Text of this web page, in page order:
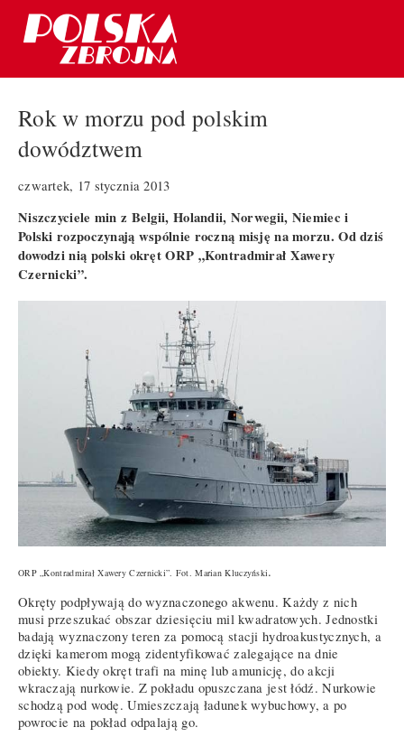
Rok w morzu pod polskim
dowództwem
czwartek, 17 stycznia 2013
Niszczyciele min z Belgii, Holandii, Norwegii, Niemiec i
Polski rozpoczynają wspólnie roczną misję na morzu. Od dziś
dowodzi nią polski okręt ORP „Kontradmirał Xawery
Czernicki”.
ORP „Kontradmirał Xawery Czernicki”. Fot. Marian Kluczyński.
Okręty podpływają do wyznaczonego akwenu. Każdy z nich
musi przeszukać obszar dziesięciu mil kwadratowych. Jednostki
badają wyznaczony teren za pomocą stacji hydroakustycznych, a
dzięki kamerom mogą zidentyfikować zalegające na dnie
obiekty. Kiedy okręt trafi na minę lub amunicję, do akcji
wkraczają nurkowie. Z pokładu opuszczana jest łódź. Nurkowie
schodzą pod wodę. Umieszczają ładunek wybuchowy, a po
powrocie na pokład odpalają go.